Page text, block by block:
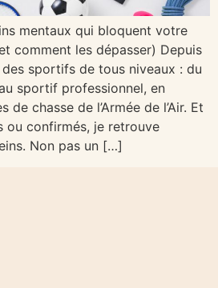
mentaux qui bloquent votre
comment les dépasser) Depuis
des sportifs de tous niveaux : du
sportif professionnel, en
chasse de l’Armée de l’Air. Et
ou confirmés, je retrouve
Non pas un […]